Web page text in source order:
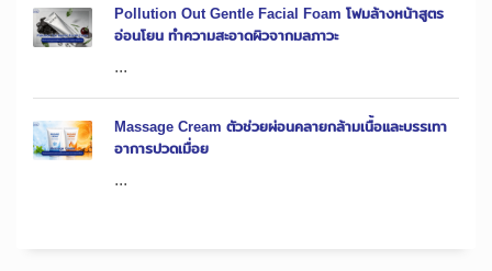
Pollution Out Gentle Facial Foam โฟมล้างหน้าสูตร
อ่อนโยน ทำความสะอาดผิวจากมลภาวะ
...
Massage Cream ตัวช่วยผ่อนคลายกล้ามเนื้อและบรรเทา
อาการปวดเมื่อย
...